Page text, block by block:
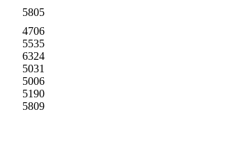
5805
4706
5535
6324
5031
5006
5190
5809